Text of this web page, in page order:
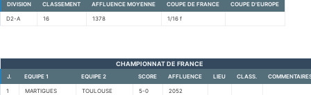
DIVISION CLASSEMENT AFFLUENCE MOYENNE COUPE DE FRANCE COUPE D'EUROPE
D2-A 16 1378 1/16 f
CHAMPIONNAT DE FRANCE
J. EQUIPE 1 EQUIPE 2 SCORE AFFLUENCE LIEU CLASS.
1 MARTIGUES TOULOUSE 5-0 2052